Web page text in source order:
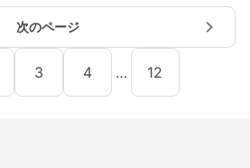
次のページ
3 4 … 12